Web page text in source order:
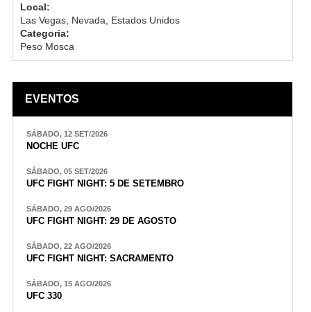
Local:
Las Vegas, Nevada, Estados Unidos
Categoria:
Peso Mosca
EVENTOS
SÁBADO, 12 SET/2026
NOCHE UFC
SÁBADO, 05 SET/2026
UFC FIGHT NIGHT: 5 DE SETEMBRO
SÁBADO, 29 AGO/2026
UFC FIGHT NIGHT: 29 DE AGOSTO
SÁBADO, 22 AGO/2026
UFC FIGHT NIGHT: SACRAMENTO
SÁBADO, 15 AGO/2026
UFC 330